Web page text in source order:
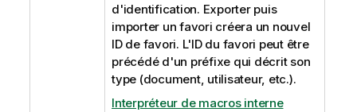
d'identification. Exporter puis
importer un favori créera un nouvel
ID de favori. L'ID du favori peut être
précédé d'un préfixe qui décrit son
type (document, utilisateur, etc.).
Interpréteur de macros interne